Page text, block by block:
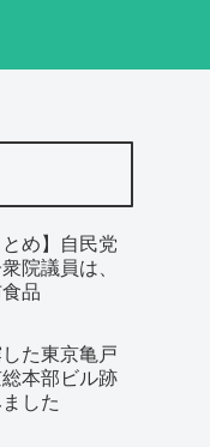
とめ】自民党
院議員は、
品
た東京亀戸
本部ビル跡
した